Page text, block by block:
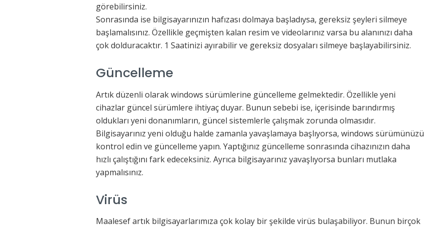
görebilirsiniz.
Sonrasında ise bilgisayarınızın hafızası dolmaya başladıysa, gereksiz şeyleri silmeye
başlamalısınız. Özellikle geçmişten kalan resim ve videolarınız varsa bu alanınızı daha
çok dolduracaktır. 1 Saatinizi ayırabilir ve gereksiz dosyaları silmeye başlayabilirsiniz.
Güncelleme
Artık düzenli olarak windows sürümlerine güncelleme gelmektedir. Özellikle yeni
cihazlar güncel sürümlere ihtiyaç duyar. Bunun sebebi ise, içerisinde barındırmış
oldukları yeni donanımların, güncel sistemlerle çalışmak zorunda olmasıdır.
Bilgisayarınız yeni olduğu halde zamanla yavaşlamaya başlıyorsa, windows sürümünüzü
kontrol edin ve güncelleme yapın. Yaptığınız güncelleme sonrasında cihazınızın daha
hızlı çalıştığını fark edeceksiniz. Ayrıca bilgisayarınız yavaşlıyorsa bunları mutlaka
yapmalısınız.
Virüs
Maalesef artık bilgisayarlarımıza çok kolay bir şekilde virüs bulaşabiliyor. Bunun birçok